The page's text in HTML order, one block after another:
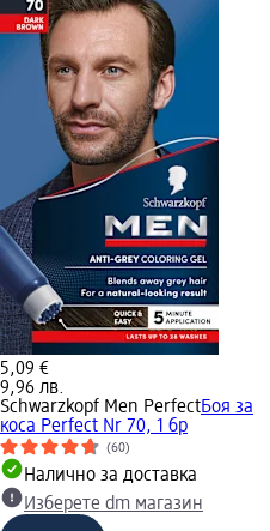
5,09 €
9,96 лв.
Schwarzkopf Men PerfectБоя за
коса Perfect Nr 70, 1 бр
(60)
Налично за доставка
Изберете dm магазин